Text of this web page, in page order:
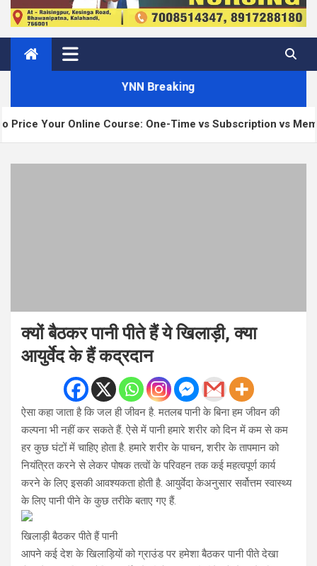
YNN Breaking
Online Course: One-Time vs Subscription vs Membership
क्यों बैठकर पानी पीते हैं ये खिलाड़ी, क्या
आयुर्वेद के हैं कद्रदान
ऐसा कहा जाता है कि जल ही जीवन है. मतलब पानी के बिना हम जीवन की
कल्पना भी नहीं कर सकते हैं. ऐसे में पानी हमारे शरीर को दिन में कम से कम
हर कुछ घंटों में चाहिए होता है. हमारे शरीर के पाचन, शरीर के तापमान को
नियंत्रित करने से लेकर पोषक तत्वों के परिवहन तक कई महत्वपूर्ण कार्य
करने के लिए इसकी आवश्यकता होती है. आयुर्वेदा केअनुसार सर्वोत्तम स्वास्थ्य
के लिए पानी पीने के कुछ तरीके बताए गए हैं.
खिलाड़ी बैठकर पीते हैं पानी
आपने कई देश के खिलाड़ियों को ग्राउंड पर हमेशा बैठकर पानी पीते देखा